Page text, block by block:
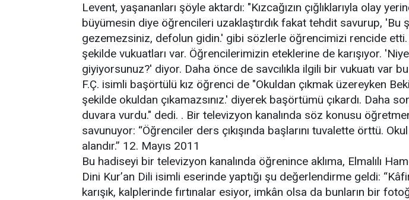
Levent, yaşananları şöyle aktardı: "Kızcağızın çığlıklarıyla olay
büyümesin diye öğrencileri uzaklaştırdık fakat tehdit savurup, 'Bu
gezemezsiniz, defolun gidin.' gibi sözlerle öğrencimizi rencide
şekilde vukuatları var. Öğrencilerimizin eteklerine de karışıyor.
giyiyorsunuz?' diyor. Daha önce de savcılıkla ilgili bir vukuatı var
F.Ç. isimli başörtülü kız öğrenci de "Okuldan çıkmak üzereyken
şekilde okuldan çıkamazsınız.' diyerek başörtümü çıkardı. Daha
duvara vurdu." dedi. . Bir televizyon kanalında söz konusu
savunuyor: “Öğrenciler ders çıkışında başlarını tuvalette örttü.
alandır.” 12. Mayıs 2011
Bu hadiseyi bir televizyon kanalında öğrenince aklıma, Elmalılı
Dini Kur’an Dili isimli eserinde yaptığı şu değerlendirme geldi:
karışık, kalplerinde fırtınalar esiyor, imkân olsa da bunların bir